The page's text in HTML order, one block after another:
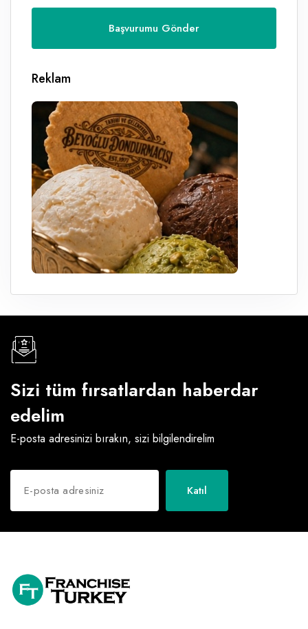
Reklam
Sizi tüm fırsatlardan haberdar
edelim
E-posta adresinizi bırakın, sizi bilgilendirelim
Katıl